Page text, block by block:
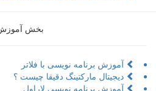
بخش آموزش
آموزش برنامه نویسی با فلاتر
دیجیتال مارکتینگ دقیقا چیست ؟
آموزش برنامه نویسی لاراول